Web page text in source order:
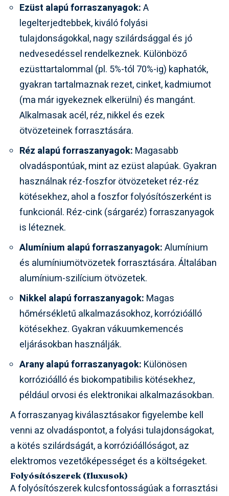
Ezüst alapú forraszanyagok:A
legelterjedtebbek, kiváló folyási
tulajdonságokkal, nagy szilárdsággal és jó
nedvesedéssel rendelkeznek. Különböző
ezüsttartalommal (pl. 5%-tól 70%-ig) kaphatók,
gyakran tartalmaznak rezet, cinket, kadmiumot
(ma már igyekeznek elkerülni) és mangánt.
Alkalmasak acél, réz, nikkel és ezek
ötvözeteinek forrasztására.
Réz alapú forraszanyagok: Magasabb
olvadáspontúak, mint az ezüst alapúak. Gyakran
használnak réz-foszfor ötvözeteket réz-réz
kötésekhez, ahol a foszfor folyósítószerként is
funkcionál. Réz-cink (sárgaréz) forraszanyagok
is léteznek.
Alumínium alapú forraszanyagok:Alumínium
és alumíniumötvözetek forrasztására. Általában
alumínium-szilícium ötvözetek.
Nikkel alapú forraszanyagok: Magas
hőmérsékletű alkalmazásokhoz, korrózióálló
kötésekhez. Gyakran vákuumkemencés
eljárásokban használják.
Arany alapú forraszanyagok: Különösen
korrózióálló és biokompatibilis kötésekhez,
például orvosi és elektronikai alkalmazásokban.
A forraszanyag kiválasztásakor figyelembe kell
venni az olvadáspontot, a folyási tulajdonságokat,
a kötés szilárdságát, a korrózióállóságot, az
elektromos vezetőképességet és a költségeket.
Folyósítószerek (fluxusok)
A folyósítószerek kulcsfontosságúak a forrasztási